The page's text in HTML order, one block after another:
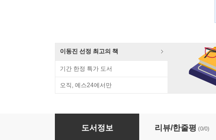
이동진 선정 최고의 책
기간 한정 특가 도서
오직, 예스24에서만
논어강의 (하)
도서정보 리뷰/한줄평 (0/0)